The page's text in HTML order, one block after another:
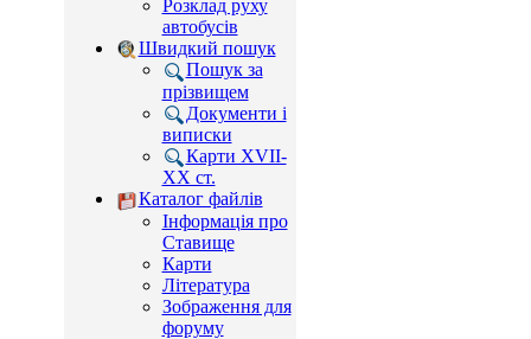
Розклад руху
автобусів
Швидкий пошук
Пошук за
прізвищем
Документи і
виписки
Карти XVII-
XX ст.
Каталог файлів
Інформація про
Ставище
Карти
Література
Зображення для
форуму